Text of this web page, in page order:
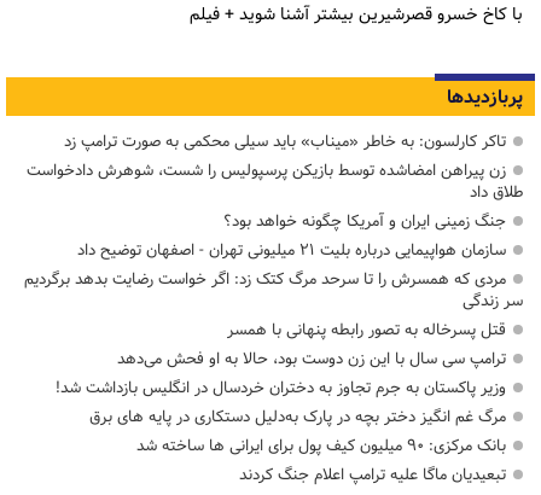
با کاخ خسرو قصرشیرین بیشتر آشنا شوید + فیلم
پربازدیدها
تاکر کارلسون: به خاطر «میناب» باید سیلی محکمی به صورت ترامپ زد
زن پیراهن امضاشده توسط بازیکن پرسپولیس را شست، شوهرش دادخواست
طلاق داد
جنگ زمینی ایران و آمریکا چگونه خواهد بود؟
سازمان هواپیمایی درباره بلیت ۲۱ میلیونی تهران - اصفهان توضیح داد
مردی که همسرش را تا سرحد مرگ کتک زد: اگر خواست رضایت بدهد برگردیم
سر زندگی
قتل پسرخاله به تصور رابطه پنهانی با همسر
ترامپ سی سال با این زن دوست بود، حالا به او فحش می‌دهد
وزیر پاکستان به جرم تجاوز به دختران خردسال در انگلیس بازداشت شد!
مرگ غم انگیز دختر بچه در پارک به‌دلیل دستکاری در پایه های برق
بانک مرکزی: ۹۰ میلیون کیف پول برای ایرانی ها ساخته شد
تبعیدیان ماگا علیه ترامپ اعلام جنگ کردند